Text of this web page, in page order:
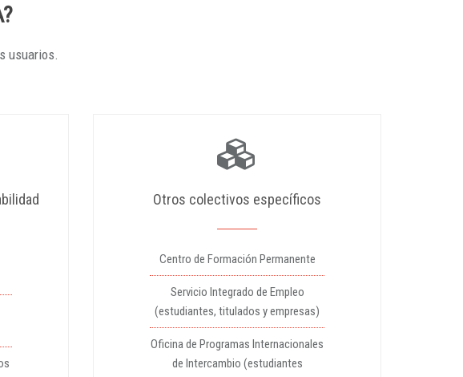
usuarios.
Otros colectivos específicos
Centro de Formación Permanente
Servicio Integrado de Empleo
(estudiantes, titulados y empresas)
Oficina de Programas Internacionales
de Intercambio (estudiantes